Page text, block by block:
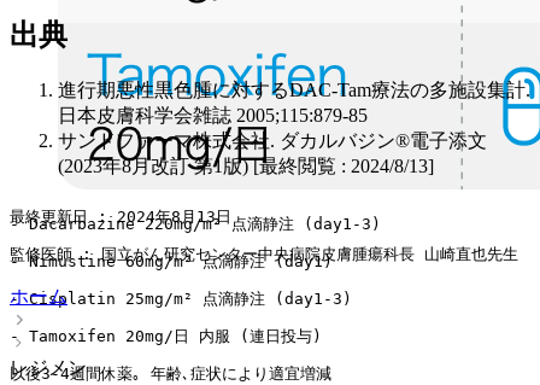
出典
進行期悪性黒色腫に対するDAC-Tam療法の多施設集計.
日本皮膚科学会雑誌 2005;115:879-85
サンドファーマ株式会社. ダカルバジン®電子添文
(2023年8月改訂 第1版) [最終閲覧 : 2024/8/13]
最終更新日 : 2024年8月13日
監修医師 : 国立がん研究センター中央病院皮膚腫瘍科長 山崎直也先生
ホーム
レジメン
- Dacarbazine 220mg/m² 点滴静注 (day1-3)
- Nimustine 60mg/m² 点滴静注 (day1)
- Cisplatin 25mg/m² 点滴静注 (day1-3)
- Tamoxifen 20mg/日 内服 (連日投与)
以後3-4週間休薬｡ 年齢､症状により適宜増減